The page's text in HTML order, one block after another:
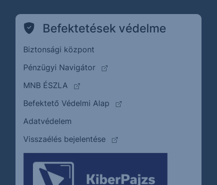
Befektetések védelme
Biztonsági központ
Pénzügyi Navigátor
(külső oldalra ugrik)
MNB ÉSZLA
(külső oldalra ugrik)
Befektető Védelmi Alap
(külső oldalra ugrik)
Adatvédelem
Visszaélés bejelentése
(külső oldalra ugrik)